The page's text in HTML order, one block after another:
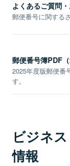
よくあるご質問
郵便番号に関する
郵便番号簿PDF（
2025年度版郵便番
す。
ビジネ
情報